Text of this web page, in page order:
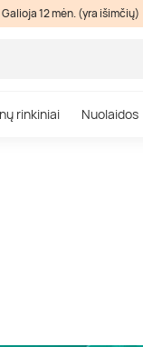
Galioja 12 mėn. (yra išimčių)
rinkiniai Nuolaidos